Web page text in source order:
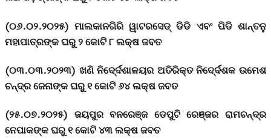
(୦୬.୦୨.୨୦୨୫) ମାଲକାନଗିରି ୱାଟରସେଡ୍ ଡିଡି ଏବଂ ପିଡି ଶାନ୍ତନୁ
ମହାପାତ୍ରଙ୍କ ଘରୁ ୨ କୋଟି ୮ ଲକ୍ଷ ଜବତ
(୦୩.୦୩.୨୦୨୩) ଖଣି ନିଦେ୍ର୍ଦଶାଳୟର ଅତିରିକ୍ତ ନିଦେ୍ର୍ଦଶକ ଉମେଶ
ଚନ୍ଦ୍ର ଜେନାଙ୍କ ଘରୁ ୧ କୋଟି ୬୪ ଲକ୍ଷ ଜବତ
(୨୫.୦୭.୨୦୨୫) ଜୟପୁର ବନରେଞ୍ଜ ଡେପୁଟି ରେଞ୍ଜର ରାମଚନ୍ଦ୍ର
ନେପାକଙ୍କ ଘରୁ ୧ କୋଟି ୪୩ ଲକ୍ଷ ଜବତ